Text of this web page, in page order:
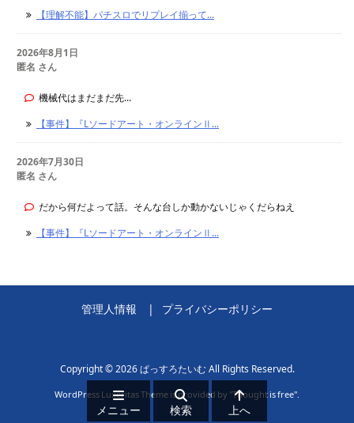
【理解不能】パチスロでリプレイ揃って...
2026年8月1日
匿名 さん
機械代はまだまだ先...
【事件】『Lソードアート・オンラインⅡ...
2026年7月30日
匿名 さん
だから何だよって話。そんな台しか動かないじゃくだらねえ
【事件】『Lソードアート・オンラインⅡ...
管理人情報 プライバシーポリシー
Copyright ©2026 ぱっすろたいむAll Rights Reserved.
WordPress Luxeritas Theme is provided by "Thought is free".
メニュー 検索 上へ